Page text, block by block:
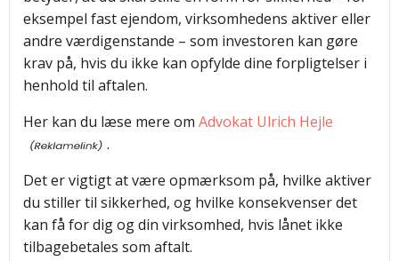
eksempel fast ejendom, virksomhedens aktiver eller
andre værdigenstande – som investoren kan gøre
krav på, hvis du ikke kan opfylde dine forpligtelser i
henhold til aftalen.
Her kan du læse mere om Advokat Ulrich Hejle
.
Det er vigtigt at være opmærksom på, hvilke aktiver
du stiller til sikkerhed, og hvilke konsekvenser det
kan få for dig og din virksomhed, hvis lånet ikke
tilbagebetales som aftalt.